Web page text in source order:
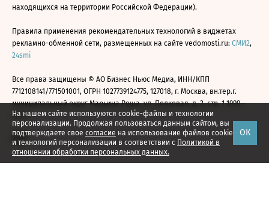
На нашем сайте используются cookie-файлы и технологии
персонализации. Продолжая пользоваться данным сайтом, вы
подтверждаете свое согласие на использование файлов cookie
и технологий персонализации в соответствии с Политикой в
отношении обработки персональных данных.
ОК
находящихся на территории Российской Федерации).
Правила применения рекомендательных технологий в виджетах
рекламно-обменной сети, размещенных на сайте vedomosti.ru: СМИ2,
24smi
Все права защищены © АО Бизнес Ньюс Медиа, ИНН/КПП
7712108141/771501001, ОГРН 1027739124775, 127018, г. Москва, вн.тер.г.
муниципальный округ Марьина Роща, ул. Полковая, д. 3, стр. 1 1999—
2026